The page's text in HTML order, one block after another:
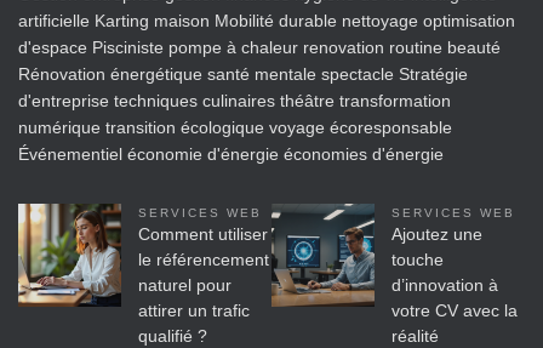
artificielle Karting maison Mobilité durable nettoyage optimisation
d'espace Pisciniste pompe à chaleur renovation routine beauté
Rénovation énergétique santé mentale spectacle Stratégie
d'entreprise techniques culinaires théâtre transformation
numérique transition écologique voyage écoresponsable
Événementiel économie d'énergie économies d'énergie
SERVICES WEB
Comment utiliser
le référencement
naturel pour
attirer un trafic
qualifié ?
SERVICES WEB
Ajoutez une
touche
d’innovation à
votre CV avec la
réalité